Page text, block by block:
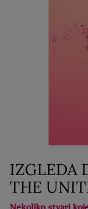
TORBICA +
Belle
Kontaktirajte
Za pitanja o Vašoj
obračunava prema
Ako imate drugih
IZGLEDA
THE